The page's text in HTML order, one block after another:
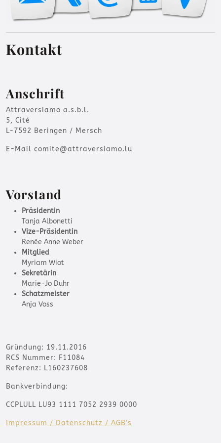
Kontakt
Anschrift
Attraversiamo a.s.b.l.
5, Cité
L-7592 Beringen / Mersch
E-Mail comite@attraversiamo.lu
Vorstand
Präsidentin
Tanja Albonetti
Vize-Präsidentin
Renée Anne Weber
Mitglied
Myriam Wiot
Sekretärin
Marie-Jo Duhr
Schatzmeister
Anja Voss
Gründung: 19.11.2016
RCS Nummer: F11084
Referenz: L160237608
Bankverbindung:
CCPLULL LU93 1111 7052 2939 0000
Impressum / Datenschutz / AGB’s